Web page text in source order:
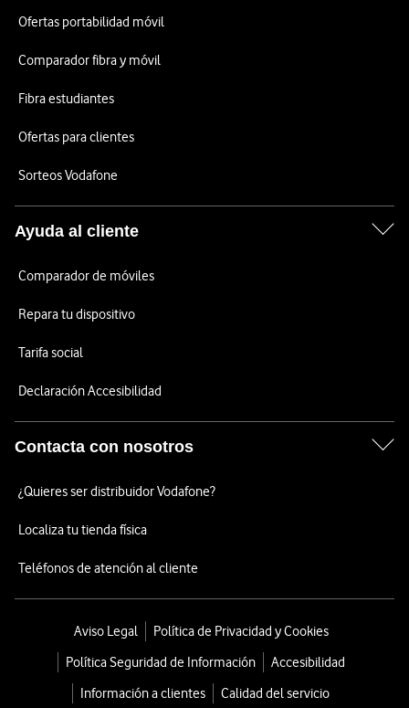
Ofertas portabilidad móvil
Comparador fibra y móvil
Fibra estudiantes
Ofertas para clientes
Sorteos Vodafone
Ayuda al cliente
Comparador de móviles
Repara tu dispositivo
Tarifa social
Declaración Accesibilidad
Contacta con nosotros
¿Quieres ser distribuidor Vodafone?
Localiza tu tienda física
Teléfonos de atención al cliente
Aviso Legal
Política de Privacidad y Cookies
Política Seguridad de Información
Accesibilidad
Información a clientes
Calidad del servicio